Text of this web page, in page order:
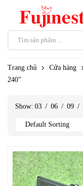
Trang chủ Cửa hàng
240”
Show: 03 / 06 / 09 /